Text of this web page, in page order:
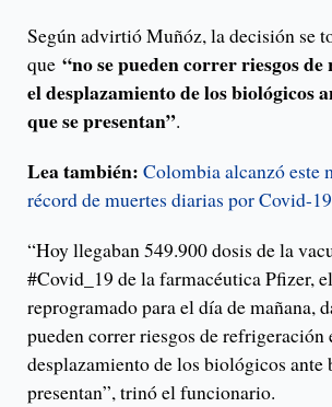
Según advirtió Muñóz, la decisión se
que “no se pueden correr riesgos
el desplazamiento de los biológicos
que se presentan”.
Lea también: Colombia alcanzó este
récord de muertes diarias por Covid-19
“Hoy llegaban 549.900 dosis de la
#Covid_19 de la farmacéutica Pfizer,
reprogramado para el día de mañana,
pueden correr riesgos de refrigeración
desplazamiento de los biológicos ante
presentan”, trinó el funcionario.